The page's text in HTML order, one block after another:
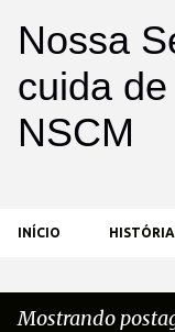
Pular
Nossa
cuida
NSCM
INÍCIO HISTÓRIA
Mostrando